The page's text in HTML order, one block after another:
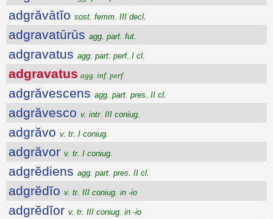
adgrăvātĭo sost. femm. III decl.
adgravatūrūs agg. part. fut.
adgravatus agg. part. perf. I cl.
adgravatus agg. inf. perf.
adgrăvescens agg. part. pres. II cl.
adgrăvesco v. intr. III coniug.
adgrăvo v. tr. I coniug.
adgrăvor v. tr. I coniug.
adgrĕdiens agg. part. pres. II cl.
adgrĕdĭo v. tr. III coniug. in -io
adgrĕdĭor v. tr. III coniug. in -io